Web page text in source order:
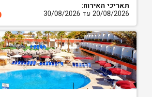
תאריכי האירוח:
20/08/2026 עד 30/08/2026